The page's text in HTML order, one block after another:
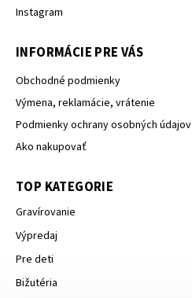
Instagram
INFORMÁCIE PRE VÁS
Obchodné podmienky
Výmena, reklamácie, vrátenie
Podmienky ochrany osobných údajov
Ako nakupovať
TOP KATEGORIE
Gravírovanie
Výpredaj
Pre deti
Bižutéria